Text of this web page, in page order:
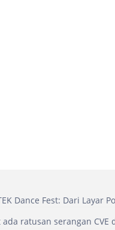
Dance Fest: Dari Layar
ratusan serangan CVE